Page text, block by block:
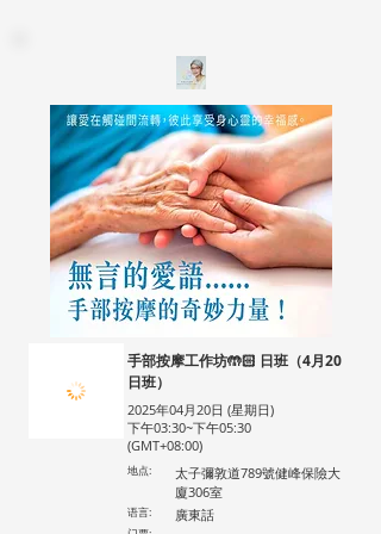
手部按摩工作坊🤲🏻 日班（4月20
日班）
2025年04月20日 (星期日)
下午03:30~下午05:30
(GMT+08:00)
地点:
太子彌敦道789號健峰保險大
廈306室
语言: 廣東話